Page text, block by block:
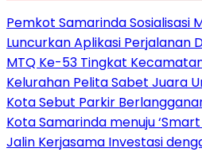
Pemkot Samarinda Sosialisasi
Luncurkan Aplikasi Perjalanan
MTQ Ke-53 Tingkat
Kelurahan Pelita Sabet Juara
Kota Sebut Parkir
Kota Samarinda menuju ‘Smart
Jalin Kerjasama Investasi